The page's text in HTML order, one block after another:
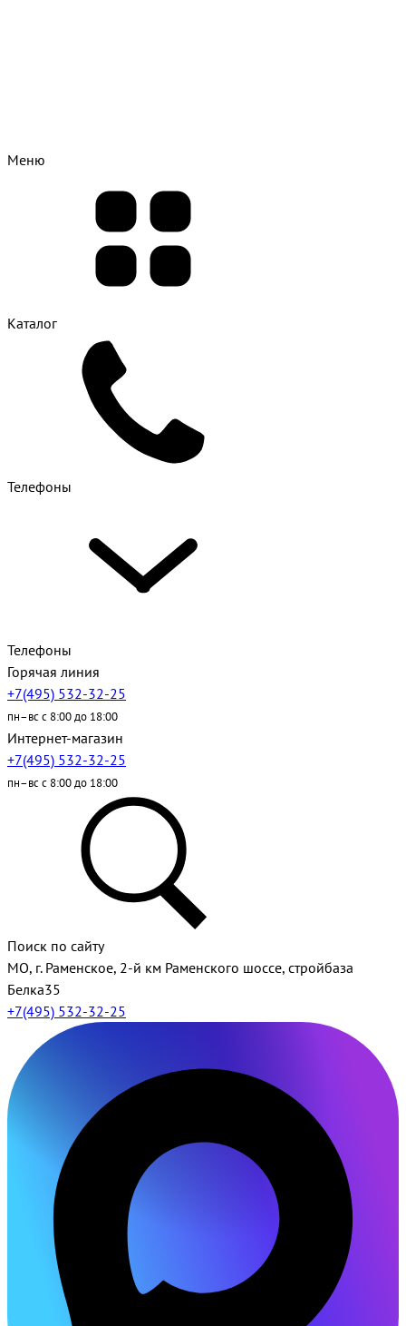
Меню
Каталог
Телефоны
Телефоны
Горячая линия
+7(495) 532-32-25
пн–вс с 8:00 до 18:00
Интернет-магазин
+7(495) 532-32-25
пн–вс с 8:00 до 18:00
Поиск по сайту
МО, г. Раменское, 2-й км Раменского шоссе, стройбаза
Белка35
+7(495) 532-32-25